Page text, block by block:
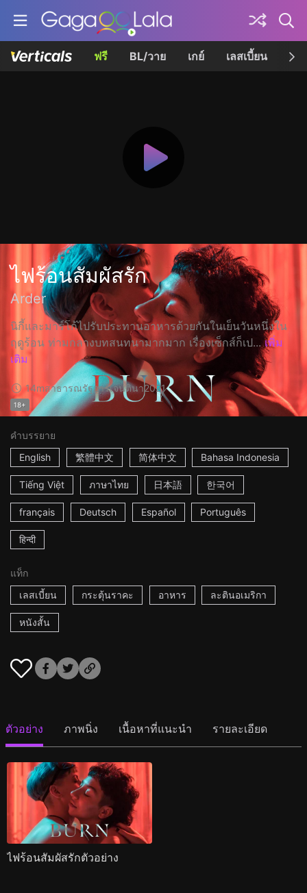
ฟรี BL/วาย เกย์ เลสเบี้ยน เค
ไฟร้อนสัมผัสรัก
Arder
นิกี้และมาร์โก้ไปรับประทานอาหารด้วยกันในเย็นวันหนึ่งใน
ฤดูร้อน ท่ามกลางบทสนทนามากมาก เรื่องเซ็กส์ก็เป... เพิ่ม
เติม
14mสาธารณรัฐอาร์เจนตินา2021
18+
คำบรรยาย
English
繁體中文 简体中文 Bahasa Indonesia
Tiếng Việt ภาษาไทย 日本語 한국어
français Deutsch Español Português
हिन्दी
แท็ก
เลสเบี้ยน
กระตุ้นราคะ อาหาร ละตินอเมริกา
หนังสั้น
ตัวอย่าง ภาพนิ่ง เนื้อหาที่แนะนำ รายละเอียด
ไฟร้อนสัมผัสรักตัวอย่าง